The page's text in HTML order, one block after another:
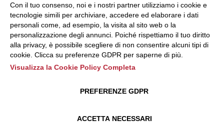
Con il tuo consenso, noi e i nostri partner utilizziamo i cookie e
tecnologie simili per archiviare, accedere ed elaborare i dati
personali come, ad esempio, la visita al sito web o la
personalizzazione degli annunci. Poiché rispettiamo il tuo diritto
alla privacy, è possibile scegliere di non consentire alcuni tipi di
cookie. Clicca su preferenze GDPR per saperne di più.
Visualizza la Cookie Policy Completa
ACCETTA NECESSARI
PREFERENZE GDPR